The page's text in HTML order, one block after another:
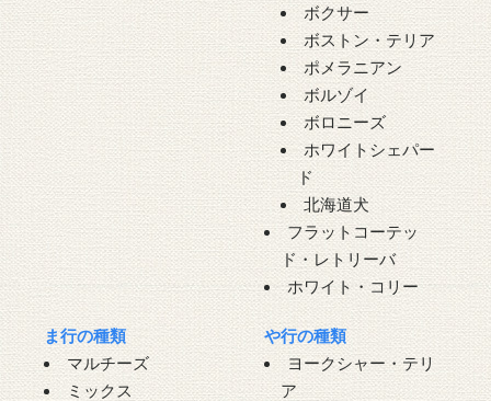
ボクサー
ボストン・テリア
ポメラニアン
ボルゾイ
ボロニーズ
ホワイトシェパー
ド
北海道犬
フラットコーテッ
ド・レトリーバ
ホワイト・コリー
ま行の種類
マルチーズ
ミックス
や行の種類
ヨークシャー・テリ
ア